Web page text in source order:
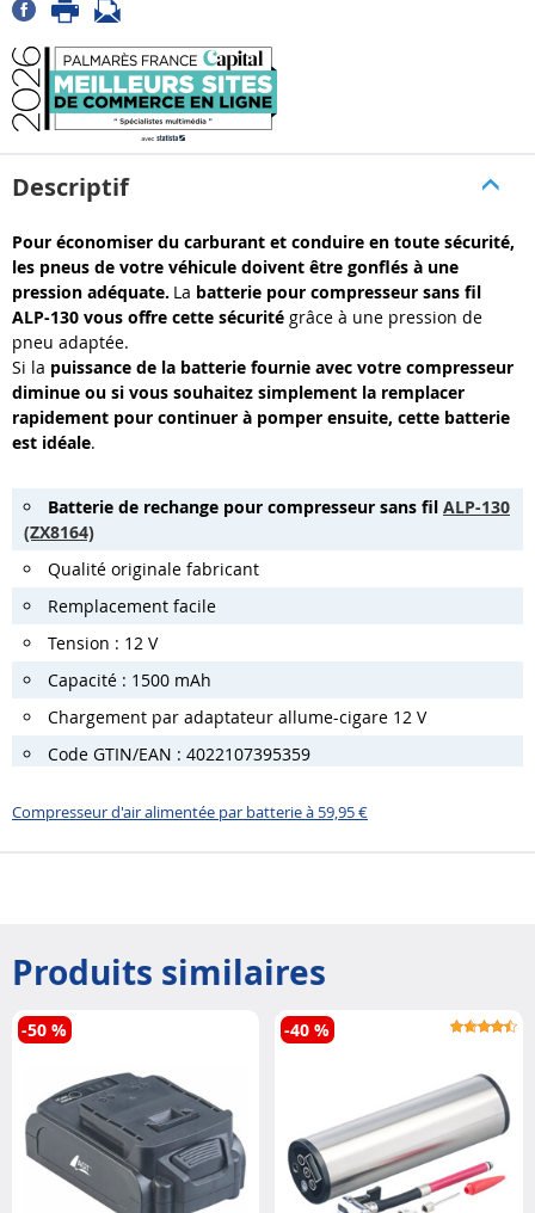
Descriptif
Pour économiser du carburant et conduire en toute sécurité,
les pneus de votre véhicule doivent être gonflés à une
pression adéquate. La batterie pour compresseur sans fil
ALP-130 vous offre cette sécurité grâce à une pression de
pneu adaptée.
Si la puissance de la batterie fournie avec votre compresseur
diminue ou si vous souhaitez simplement la remplacer
rapidement pour continuer à pomper ensuite, cette batterie
est idéale.
Batterie de rechange pour compresseur sans fil ALP-130
(ZX8164)
Qualité originale fabricant
Remplacement facile
Tension : 12 V
Capacité : 1500 mAh
Chargement par adaptateur allume-cigare 12 V
Code GTIN/EAN : 4022107395359
Compresseur d'air alimentée par batterie à 59,95 €
Produits similaires
-50 % -40 %